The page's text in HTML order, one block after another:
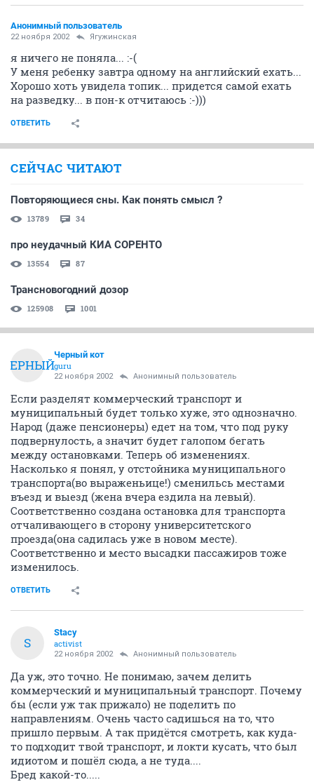
Анонимный пользователь
22 ноября 2002 Ягужинская
я ничего не поняла... :-(
У меня ребенку завтра одному на английский ехать...
Хорошо хоть увидела топик... придется самой ехать
на разведку... в пон-к отчитаюсь :-)))
ОТВЕТИТЬ
СЕЙЧАС ЧИТАЮТ
Повторяющиеся сны. Как понять смысл ?
13789 34
про неудачный КИА СОРЕНТО
13554 87
Трансновогодний дозор
125908 1001
ЧЕРНЫЙ
Черный кот
guru
22 ноября 2002 Анонимный пользователь
Если разделят коммерческий транспорт и
муниципальный будет только хуже, это однозначно.
Народ (даже пенсионеры) едет на том, что под руку
подвернулость, а значит будет галопом бегать
между остановками. Теперь об изменениях.
Насколько я понял, у отстойника муниципального
транспорта(во выраженьице!) сменильсь местами
въезд и выезд (жена вчера ездила на левый).
Соответственно создана остановка для транспорта
отчаливающего в сторону университетского
проезда(она садилась уже в новом месте).
Соответственно и место высадки пассажиров тоже
изменилось.
ОТВЕТИТЬ
S
Stacy
activist
22 ноября 2002 Анонимный пользователь
Да уж, это точно. Не понимаю, зачем делить
коммерческий и муниципальный транспорт. Почему
бы (если уж так прижало) не поделить по
направлениям. Очень часто садишься на то, что
пришло первым. А так придётся смотреть, как куда-
то подходит твой транспорт, и локти кусать, что был
идиотом и пошёл сюда, а не туда....
Бред какой-то.....